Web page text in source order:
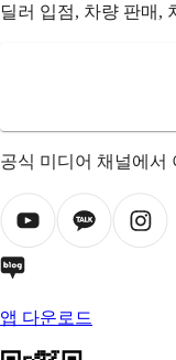
딜러 입점, 차량 판매,
공식 미디어 채널에서
앱 다운로드